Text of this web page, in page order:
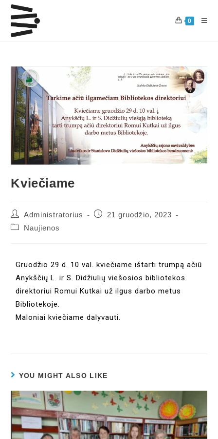
0
Kviečiame
Administratorius
21 gruodžio, 2023
Naujienos
Gruodžio 29 d. 10 val. kviečiame ištarti trumpą ačiū
Anykščių L. ir S. Didžiulių viešosios bibliotekos
direktoriui Romui Kutkai už ilgus darbo metus
Bibliotekoje.
Maloniai kviečiame dalyvauti.
YOU MIGHT ALSO LIKE